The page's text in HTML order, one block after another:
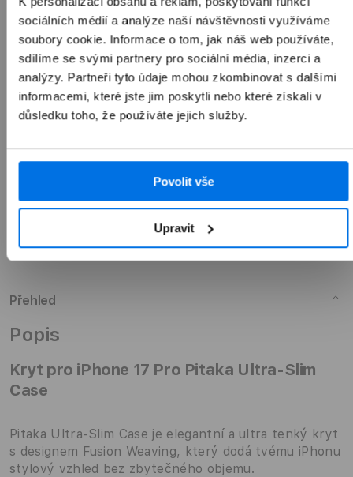
sociálních médií a analýze naší návštěvnosti využíváme
soubory cookie. Informace o tom, jak náš web používáte,
sdílíme se svými partnery pro sociální média, inzerci a
analýzy. Partneři tyto údaje mohou zkombinovat s dalšími
informacemi, které jste jim poskytli nebo které získali v
důsledku toho, že používáte jejich služby.
Povolit vše
Upravit
1 990 Kč
Přidat do košíku
Přehled
Popis
Kryt pro iPhone 17 Pro Pitaka Ultra-Slim
Case
Pitaka Ultra-Slim Case je elegantní a ultra tenký kryt
s designem Fusion Weaving, který dodá tvému iPhonu
stylový vzhled bez zbytečného objemu.